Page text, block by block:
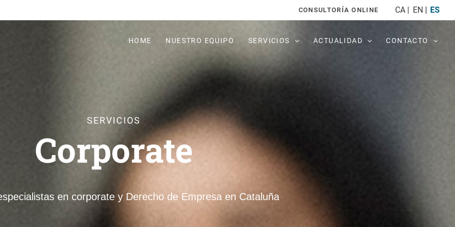
CONSULTORÍA ONLINE CA EN ES
HOME NUESTRO EQUIPO SERVICIOS ACTUALIDAD CONTACTO
SERVICIOS
Corporate
en corporate y Derecho de Empresa en Cataluña